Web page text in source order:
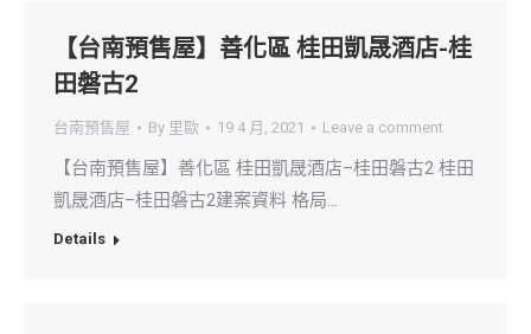
【台南預售屋】善化區 桂田凱晟酒店-桂
田磐古2
台南預售屋 By 里歐 19 4 月, 2021 Leave a comment
【台南預售屋】善化區 桂田凱晟酒店–桂田磐古2 桂田
凱晟酒店–桂田磐古2建案資料 格局…
Details